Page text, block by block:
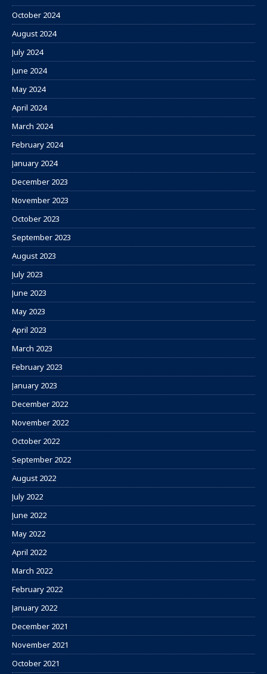
October 2024
August 2024
July 2024
June 2024
May 2024
April 2024
March 2024
February 2024
January 2024
December 2023
November 2023
October 2023
September 2023
August 2023
July 2023
June 2023
May 2023
April 2023
March 2023
February 2023
January 2023
December 2022
November 2022
October 2022
September 2022
August 2022
July 2022
June 2022
May 2022
April 2022
March 2022
February 2022
January 2022
December 2021
November 2021
October 2021